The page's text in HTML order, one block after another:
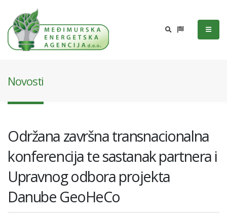
Novosti
Održana završna transnacionalna
konferencija te sastanak partnera i
Upravnog odbora projekta
Danube GeoHeCo